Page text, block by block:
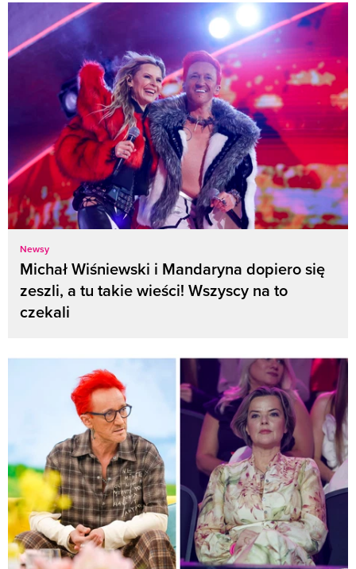
Newsy
Michał Wiśniewski i Mandaryna dopiero się
zeszli, a tu takie wieści! Wszyscy na to
czekali